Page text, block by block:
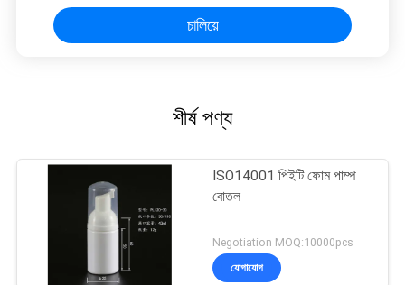
চালিয়ে
শীর্ষ পণ্য
ISO14001 পিইটি ফোম পাম্প
বোতল
Negotiation MOQ:10000pcs
যোগাযোগ